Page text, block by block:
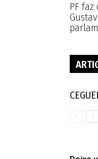
PF